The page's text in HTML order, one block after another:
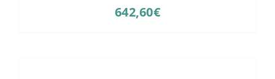
642,60€